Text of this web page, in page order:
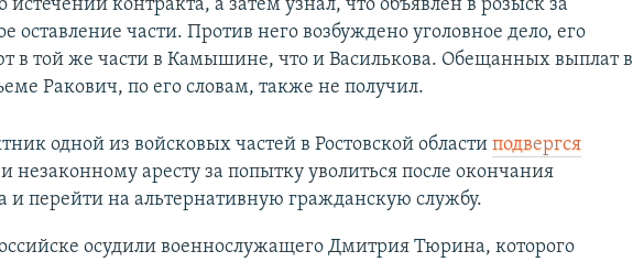
истечении контракта, а затем узнал, что объявлен в розыск за
оставление части. Против него возбуждено уголовное дело, его
в той же части в Камышине, что и Василькова. Обещанных выплат в
Ракович, по его словам, также не получил.
одной из войсковых частей в Ростовской области подвергся
незаконному аресту за попытку уволиться после окончания
и перейти на альтернативную гражданскую службу.
осудили военнослужащего Дмитрия Тюрина, которого